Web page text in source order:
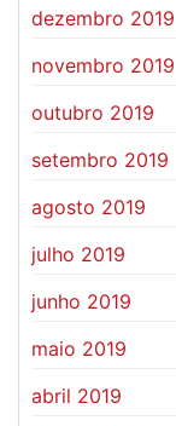
dezembro 2019
novembro 2019
outubro 2019
setembro 2019
agosto 2019
julho 2019
junho 2019
maio 2019
abril 2019